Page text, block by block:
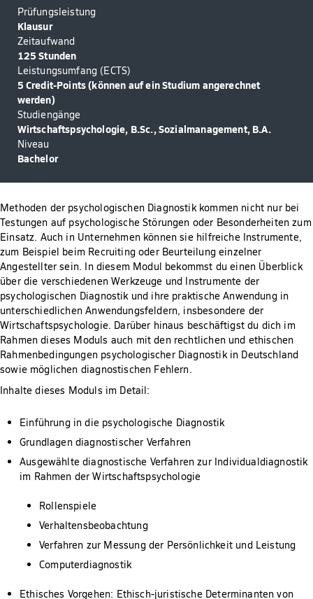
Methoden der psychologischen Diagnostik kommen nicht nur bei
Testungen auf psychologische Störungen oder Besonderheiten zum
Einsatz. Auch in Unternehmen können sie hilfreiche Instrumente,
zum Beispiel beim Recruiting oder Beurteilung einzelner
Angestellter sein. In diesem Modul bekommst du einen Überblick
über die verschiedenen Werkzeuge und Instrumente der
psychologischen Diagnostik und ihre praktische Anwendung in
unterschiedlichen Anwendungsfeldern, insbesondere der
Wirtschaftspsychologie. Darüber hinaus beschäftigst du dich im
Rahmen dieses Moduls auch mit den rechtlichen und ethischen
Rahmenbedingungen psychologischer Diagnostik in Deutschland
sowie möglichen diagnostischen Fehlern.
Inhalte dieses Moduls im Detail:
Einführung in die psychologische Diagnostik
Grundlagen diagnostischer Verfahren
Ausgewählte diagnostische Verfahren zur Individualdiagnostik
im Rahmen der Wirtschaftspsychologie
Rollenspiele
Verhaltensbeobachtung
Verfahren zur Messung der Persönlichkeit und Leistung
Computerdiagnostik
Ethisches Vorgehen: Ethisch-juristische Determinanten von
Prüfungsleistung
Klausur
Zeitaufwand
125 Stunden
Leistungsumfang (ECTS)
5 Credit-Points (können auf ein Studium angerechnet
werden)
Studiengänge
Wirtschaftspsychologie, B.Sc., Sozialmanagement, B.A.
Niveau
Bachelor